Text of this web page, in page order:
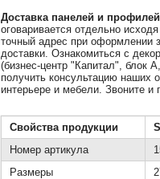
Доставка панелей и
оговаривается отдельно
точный адрес при оформлении
доставки. Ознакомиться с
(бизнес-центр "Капитал", блок
получить консультацию наших
интерьере и мебели. Звоните и
Свойства продукции
Номер артикула
Размеры